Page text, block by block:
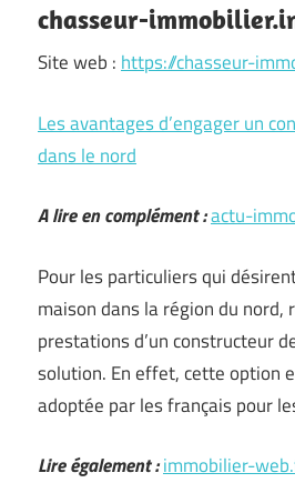
chasseur-
Site web : https://chasseur-
Les avantages d’engager un
dans le nord
A lire en complément :actu-
Pour les particuliers qui
maison dans la région du nord,
prestations d’un constructeur
solution. En effet, cette option
adoptée par les français pour
Lire également :immobilier-